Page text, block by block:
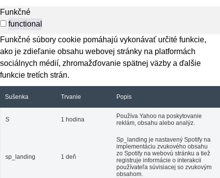
Funkčné
functional
Funkčné súbory cookie pomáhajú vykonávať určité funkcie,
ako je zdieľanie obsahu webovej stránky na platformách
sociálnych médií, zhromažďovanie spätnej väzby a ďalšie
funkcie tretích strán.
Sušenka Trvanie Popis
S 1 hodina
Používa Yahoo na poskytovanie
reklám, obsahu alebo analýz.
sp_landing 1 deň
Sp_landing je nastavený Spotify na
implementáciu zvukového obsahu
zo Spotify na webovú stránku a tiež
registruje informácie o interakcii
používateľa súvisiacej so zvukovým
obsahom.